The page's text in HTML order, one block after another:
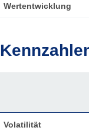
Wertentwicklung
Volatilität